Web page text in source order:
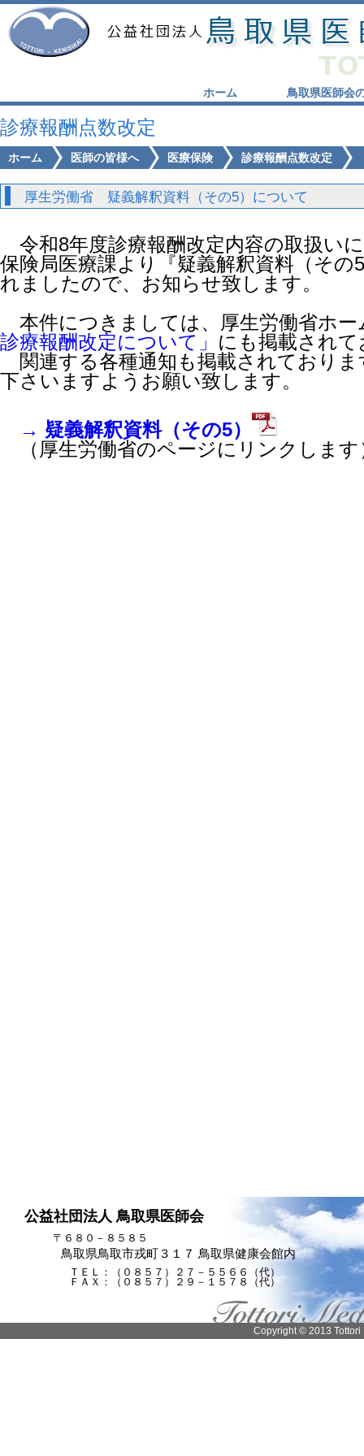
ホーム 鳥取県医師会
診療報酬点数改定
ホーム 医師の皆様へ 医療保険 診療報酬点数改定
厚生労働省 疑義解釈資料（その5）について
令和8年度診療報酬改定内容の取扱い
保険局医療課より『疑義解釈資料（そ
れましたので、お知らせ致します。
本件につきましては、厚生労働省ホー
診療報酬改定について」 にも掲載され
関連する各種通知も掲載されており
下さいますようお願い致します。
→ 疑義解釈資料（その5）
（厚生労働省のページにリンクします
公益社団法人 鳥取県医師会
〒６８０－８５８５
鳥取県鳥取市戎町３１７ 鳥取県健康会館内
ＴＥＬ：（０８５７）２７－５５６６（代）
ＦＡＸ：（０８５７）２９－１５７８（代）
Copyright © 2013 Tottori